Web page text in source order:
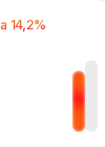
14,2%